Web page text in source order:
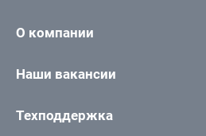
О компании
Наши вакансии
Техподдержка